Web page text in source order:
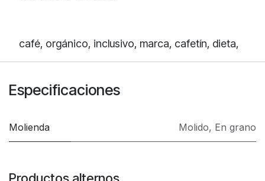
café, orgánico, inclusivo, marca, cafetín, dieta,
Especificaciones
Molienda Molido, En grano
Productos alternos